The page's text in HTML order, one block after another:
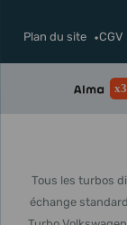
Plan du site CGV
Tous les turbos
échange standard